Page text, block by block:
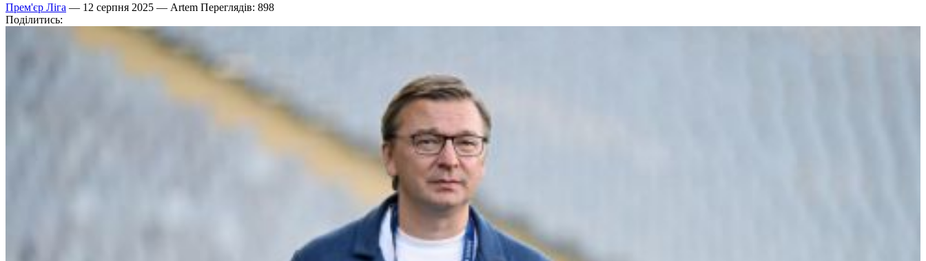
Прем'єр Ліга — 12 серпня 2025 — Artem Переглядів: 898
Поділитись: